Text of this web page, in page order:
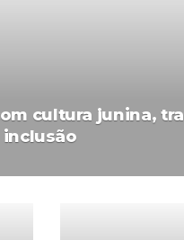
cultura junina,
inclusão